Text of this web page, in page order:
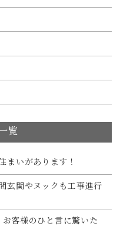
覧
まいがあります！
玄関やヌックも工事進行
客様のひと言に驚いた